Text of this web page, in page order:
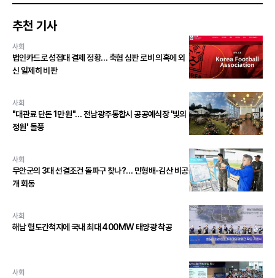
추천 기사
사회
법인카드로 성접대 결제 정황… 축협 심판 로비 의혹에 외
신 일제히 비판
사회
"대관료 단돈 1만 원"… 전남광주통합시 공공예식장 '빛의
정원' 돌풍
사회
무안군의 3대 선결조건 돌파구 찾나?… 민형배-김산 비공
개 회동
사회
해남 혈도간척지에 국내 최대 400MW 태양광 착공
사회